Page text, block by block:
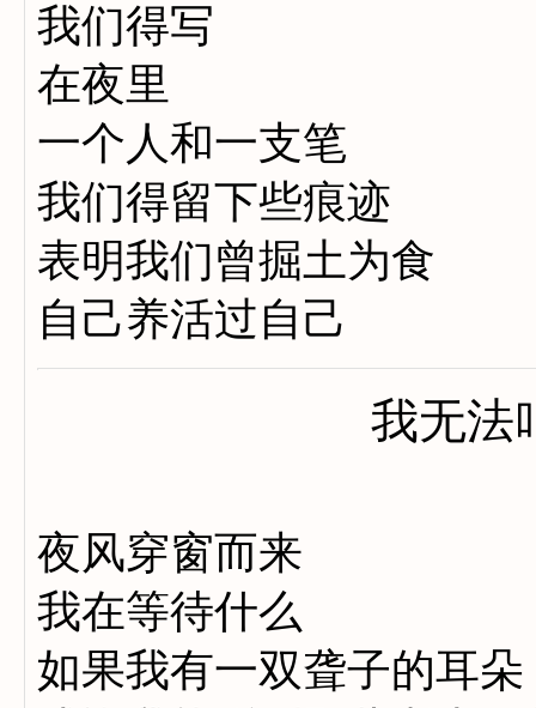
我们得写
在夜里
一个人和一支笔
我们得留下些痕迹
表明我们曾掘土为食
自己养活过自己
我无法
夜风穿窗而来
我在等待什么
如果我有一双聋子的耳朵